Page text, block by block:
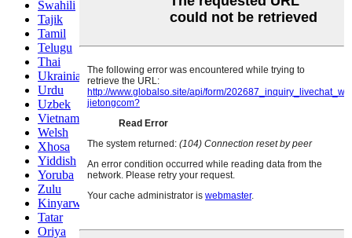
Swahili
Tajik
Tamil
Telugu
Thai
Ukrainian
Urdu
Uzbek
Vietnamese
Welsh
Xhosa
Yiddish
Yoruba
Zulu
Kinyarwanda
Tatar
Oriya